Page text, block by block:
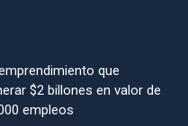
que
$2 billones en valor de
empleos